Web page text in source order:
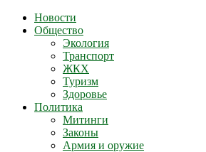
Новости
Общество
Экология
Транспорт
ЖКХ
Туризм
Здоровье
Политика
Митинги
Законы
Армия и оружие